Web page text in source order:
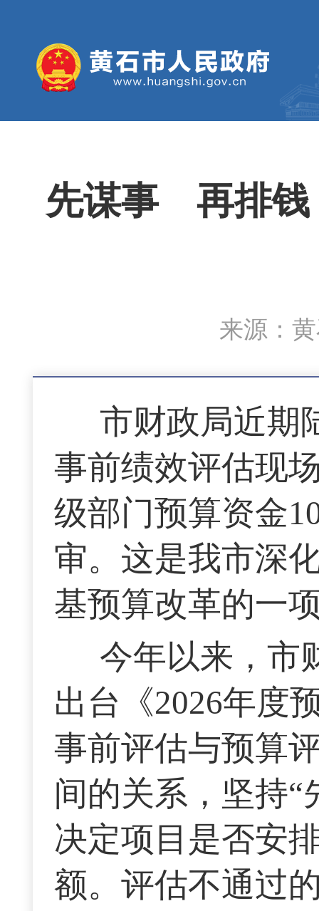
先谋事 再排钱
来源：
市财政局近期
事前绩效评估现
级部门预算资金
审。这是我市深
基预算改革的一
今年以来，市
出台《2026年度
事前评估与预算
间的关系，坚持“
决定项目是否安
额。评估不通过